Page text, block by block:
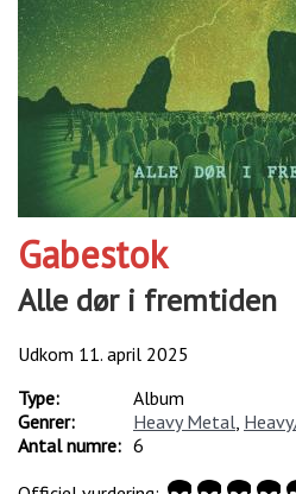
Gabestok
Alle dør i fremtiden
Udkom 11. april 2025
Type:
Album
Genrer:
Heavy Metal
Antal numre: 6